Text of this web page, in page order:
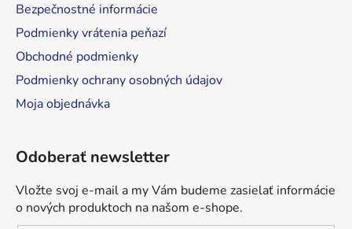
Bezpečnostné informácie
Podmienky vrátenia peňazí
Obchodné podmienky
Podmienky ochrany osobných údajov
Moja objednávka
Odoberať newsletter
Vložte svoj e-mail a my Vám budeme zasielať informácie
o nových produktoch na našom e-shope.